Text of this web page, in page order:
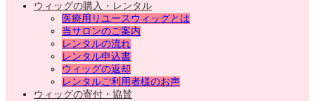
ウィッグの購入・レンタル
医療用リユースウィッグとは
当サロンのご案内
レンタルの流れ
レンタル申込書
ウィッグの返却
レンタルご利用者様のお声
ウィッグの寄付・協賛